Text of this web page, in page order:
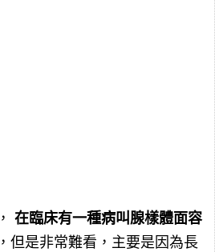
在臨床有一種病叫腺樣體面容
但是非常難看，主要是因為長